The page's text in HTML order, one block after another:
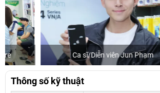
Ca sĩ/Diễn viên Jun Phạm
Thông số kỹ thuật